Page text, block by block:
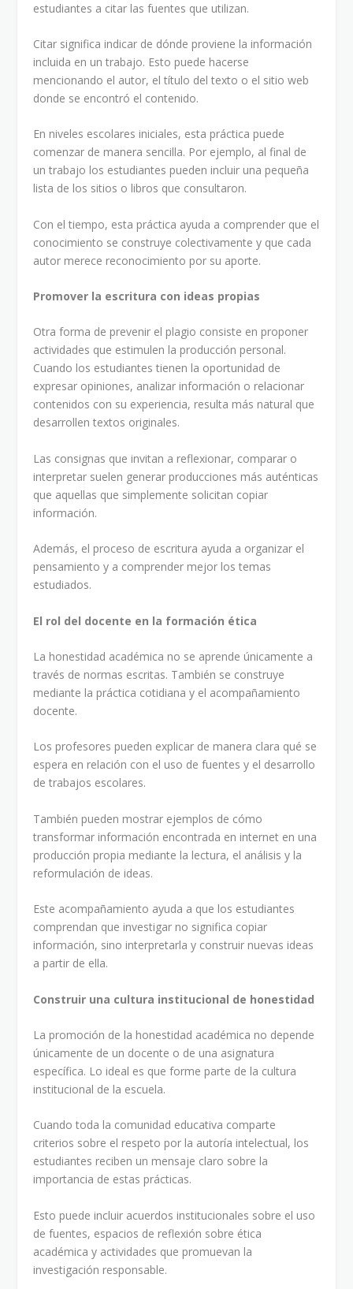
estudiantes a citar las fuentes que utilizan.
Citar significa indicar de dónde proviene la información
incluida en un trabajo. Esto puede hacerse
mencionando el autor, el título del texto o el sitio web
donde se encontró el contenido.
En niveles escolares iniciales, esta práctica puede
comenzar de manera sencilla. Por ejemplo, al final de
un trabajo los estudiantes pueden incluir una pequeña
lista de los sitios o libros que consultaron.
Con el tiempo, esta práctica ayuda a comprender que el
conocimiento se construye colectivamente y que cada
autor merece reconocimiento por su aporte.
Promover la escritura con ideas propias
Otra forma de prevenir el plagio consiste en proponer
actividades que estimulen la producción personal.
Cuando los estudiantes tienen la oportunidad de
expresar opiniones, analizar información o relacionar
contenidos con su experiencia, resulta más natural que
desarrollen textos originales.
Las consignas que invitan a reflexionar, comparar o
interpretar suelen generar producciones más auténticas
que aquellas que simplemente solicitan copiar
información.
Además, el proceso de escritura ayuda a organizar el
pensamiento y a comprender mejor los temas
estudiados.
El rol del docente en la formación ética
La honestidad académica no se aprende únicamente a
través de normas escritas. También se construye
mediante la práctica cotidiana y el acompañamiento
docente.
Los profesores pueden explicar de manera clara qué se
espera en relación con el uso de fuentes y el desarrollo
de trabajos escolares.
También pueden mostrar ejemplos de cómo
transformar información encontrada en internet en una
producción propia mediante la lectura, el análisis y la
reformulación de ideas.
Este acompañamiento ayuda a que los estudiantes
comprendan que investigar no significa copiar
información, sino interpretarla y construir nuevas ideas
a partir de ella.
Construir una cultura institucional de honestidad
La promoción de la honestidad académica no depende
únicamente de un docente o de una asignatura
específica. Lo ideal es que forme parte de la cultura
institucional de la escuela.
Cuando toda la comunidad educativa comparte
criterios sobre el respeto por la autoría intelectual, los
estudiantes reciben un mensaje claro sobre la
importancia de estas prácticas.
Esto puede incluir acuerdos institucionales sobre el uso
de fuentes, espacios de reflexión sobre ética
académica y actividades que promuevan la
investigación responsable.